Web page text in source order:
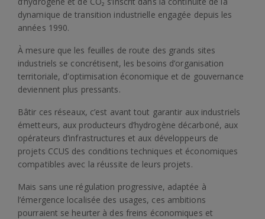
dynamique de transition industrielle engagée depuis les
années 1990.
À mesure que les feuilles de route des grands sites
industriels se concrétisent, les besoins d’organisation
territoriale, d’optimisation économique et de gouvernance
deviennent plus pressants.
Bâtir ces réseaux, c’est avant tout garantir aux industriels
émetteurs, aux producteurs d’hydrogène décarboné, aux
opérateurs d’infrastructures et aux développeurs de
projets CCUS des conditions techniques et économiques
compatibles avec la réussite de leurs projets.
Mais sans une régulation progressive, adaptée à
l’émergence localisée des usages, ces ambitions
pourraient se heurter à des freins économiques et